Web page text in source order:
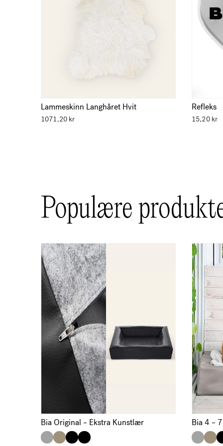
Lammeskinn Langhåret Hvit
1071,20 kr
Refleks
15,20 kr
Populære
Bia Original – Ekstra Kunstlær Bia 4 –